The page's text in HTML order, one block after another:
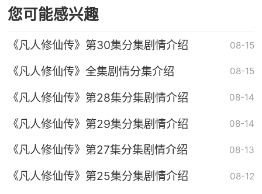
您可能感兴趣
《凡人修仙传》第30集分集剧情介绍 08-15
《凡人修仙传》全集剧情分集介绍 08-15
《凡人修仙传》第28集分集剧情介绍 08-14
《凡人修仙传》第29集分集剧情介绍 08-14
《凡人修仙传》第27集分集剧情介绍 08-13
《凡人修仙传》第25集分集剧情介绍 08-12